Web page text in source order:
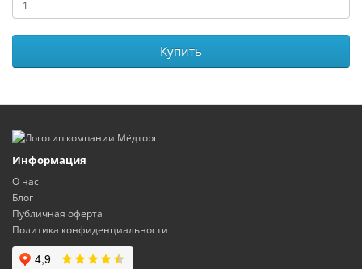
Купить
Информация
О нас
Блог
Публичная оферта
Политика конфиденциальности